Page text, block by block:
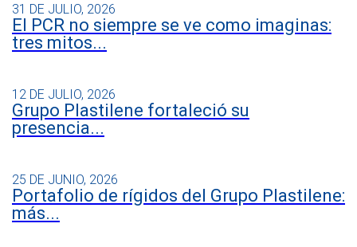
31 DE JULIO, 2026
El PCR no siempre se ve como imaginas:
tres mitos...
12 DE JULIO, 2026
Grupo Plastilene fortaleció su
presencia...
25 DE JUNIO, 2026
Portafolio de rígidos del Grupo Plastilene:
más...